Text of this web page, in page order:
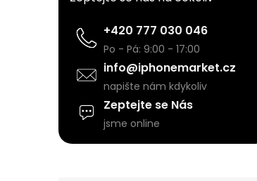
n
+420 777 030 046
Po - Pá: 9:00 - 17:00
info@iphonemarket.cz
napište nám kdykoliv
Zeptejte se Nás
jsme online